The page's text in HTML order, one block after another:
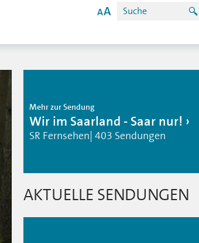
Mehr zur Sendung
Wir im Saarland - Saar nur!
SR Fernsehen| 403 Sendungen
AKTUELLE SENDUNGEN